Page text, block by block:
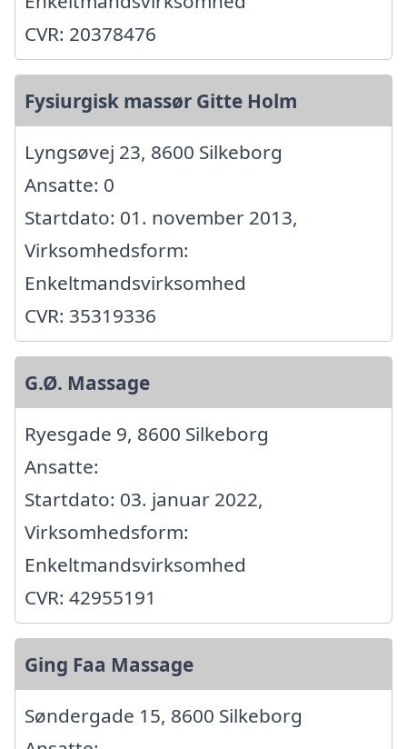
CVR: 20378476
Fysiurgisk massør Gitte Holm
Lyngsøvej 23, 8600 Silkeborg
Ansatte: 0
Startdato: 01. november 2013,
Virksomhedsform:
Enkeltmandsvirksomhed
CVR: 35319336
G.Ø. Massage
Ryesgade 9, 8600 Silkeborg
Ansatte:
Startdato: 03. januar 2022,
Virksomhedsform:
Enkeltmandsvirksomhed
CVR: 42955191
Ging Faa Massage
Søndergade 15, 8600 Silkeborg